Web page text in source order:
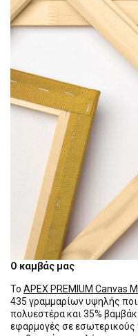
Ο καμβάς μας
Το APEX PREMIUM Canvas
435 γραμμαρίων υψηλής
πολυεστέρα και 35%
εφαρμογές σε